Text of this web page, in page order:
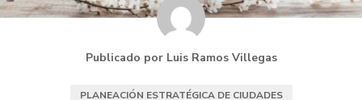
Publicado por Luis Ramos Villegas
PLANEACIÓN ESTRATÉGICA DE CIUDADES